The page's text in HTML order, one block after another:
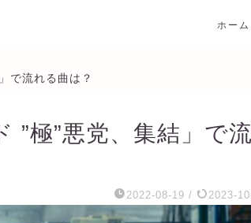
ホーム
で流れる曲は？
”極”悪党、集結」で流
2022-08-19 / 2023-